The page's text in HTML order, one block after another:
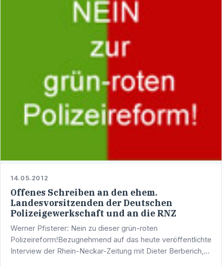
14.05.2012
Offenes Schreiben an den ehem.
Landesvorsitzenden der Deutschen
Polizeigewerkschaft und an die RNZ
Werner Pfisterer: Nein zu dieser grün-roten
Polizeireform!Bezugnehmend auf das heute veröffentlichte
Interview der Rhein-Neckar-Zeitung mit Dieter Berberich,